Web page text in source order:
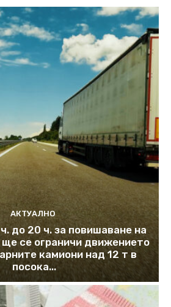
АКТУАЛНО
до 20 ч. за повишаване на
се ограничи движението
камиони над 12 т в
посока...